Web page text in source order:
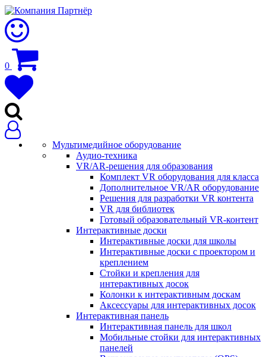
0
Мультимедийное оборудование
Аудио-техника
VR/AR-решения для образования
Комплект VR оборудования для класса
Дополнительное VR/AR оборудование
Решения для разработки VR контента
VR для библиотек
Готовый образовательный VR-контент
Интерактивные доски
Интерактивные доски для школы
Интерактивные доски с проектором и
креплением
Стойки и крепления для
интерактивных досок
Колонки к интерактивным доскам
Аксессуары для интерактивных досок
Интерактивная панель
Интерактивная панель для школ
Мобильные стойки для интерактивных
панелей